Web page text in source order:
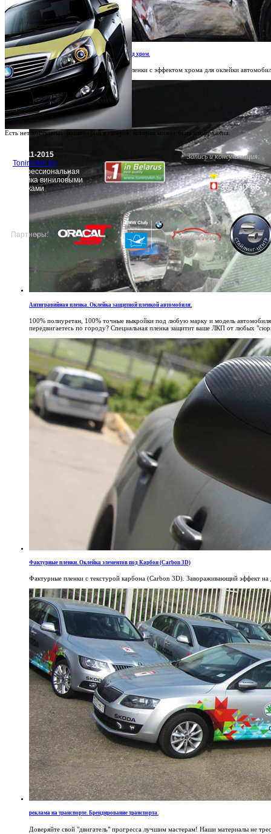
Хромирование. Оклейка автомобилей под хром.
Специальные металлизированные пленки с эффектом хрома для оклейки
Антигравийная пленка. Оклейка защитной пленкой автомобиля.
100% полиуретан, 100% точные выкройки под любую марку и модель
передвигаетесь по городу? Специальная пленка защитит ваше ЛКП от любых
Фактурные пленки. Оклейка элементов под Карбон (Carbon 3D)
Фактурные пленки с текстурой карбона (Carbon 3D). Завораживающий эффект на
реклама на транспорте. Брендирование транспорта.
Доверяйте свой "двигатель" прогресса лучшим мастерам! Наши материалы не
Есть нет доступных фотографий в галерее, которая может быть отображена.
© 2011-2015
Tonirovkin.by
Профессиональная
оклейка виниловыми
пленками
Запись и консультация:
66-360-66
36-760-66
Партнеры: